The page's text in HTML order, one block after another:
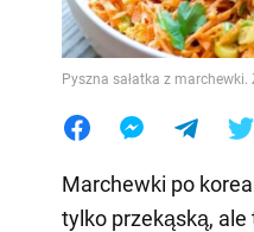
Pyszna sałatka z
Marchewki po
tylko przekąską, ale